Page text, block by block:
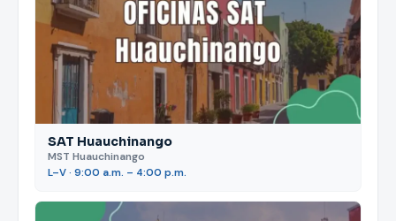
SAT Huauchinango
MST Huauchinango
L–V · 9:00 a.m. – 4:00 p.m.